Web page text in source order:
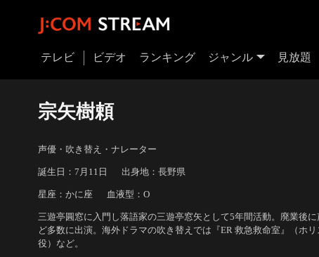
テレビ ビデオ ランキング ジャンル 見放題
宗矢樹頼
声優・吹き替え・ナレーター
誕生日：7月11日 出身地：長野県
星座：かに座 血液型：O
三遊亭圓窓に入門し落語家の三遊亭窓矢として5年間活動。廃業後
ど多数に出演。海外ドラマの吹き替えでは『ER 救急救命室』（ホ
役）など。